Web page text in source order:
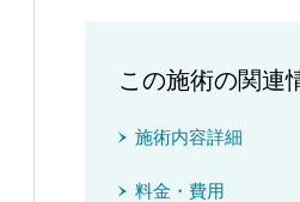
この施術の関連
施術内容詳細
料金・費用